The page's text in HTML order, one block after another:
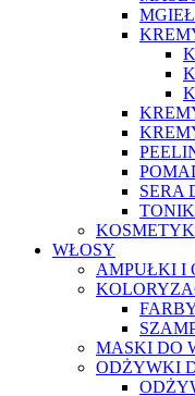
SERA
WŁOSY
AMPUŁKI I
MASKI DO
ODŻYWKI